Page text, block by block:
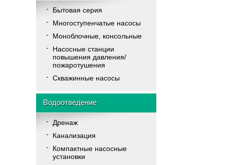
Бытовая серия
Многоступенчатые насосы
Моноблочные, консольные
Насосные станции
повышения давления/
пожаротушения
Скважинные насосы
Водоотведение
Дренаж
Канализация
Компактные насосные
установки